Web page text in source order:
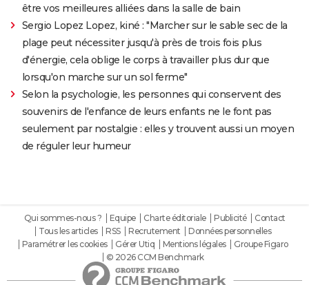
être vos meilleures alliées dans la salle de bain
Sergio Lopez Lopez, kiné : "Marcher sur le sable sec de la
plage peut nécessiter jusqu'à près de trois fois plus
d'énergie, cela oblige le corps à travailler plus dur que
lorsqu'on marche sur un sol ferme"
Selon la psychologie, les personnes qui conservent des
souvenirs de l'enfance de leurs enfants ne le font pas
seulement par nostalgie : elles y trouvent aussi un moyen
de réguler leur humeur
Qui sommes-nous ? Equipe Charte éditoriale Publicité
Contact
Tous les articles
RSS Recrutement
Données personnelles
Paramétrer les cookies
Gérer Utiq Mentions légales
Groupe Figaro
© 2026 CCM Benchmark